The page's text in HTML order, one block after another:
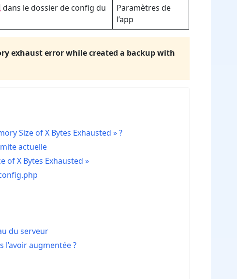
dans le dossier de config du
Paramètres de
l’app
exhaust error while created a backup with
Size of X Bytes Exhausted » ?
actuelle
of X Bytes Exhausted »
du serveur
augmentée ?